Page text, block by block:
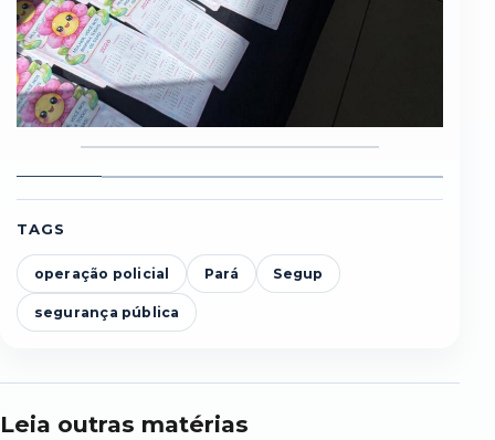
1
2
3
4
5
TAGS
operação policial Pará Segup
segurança pública
Leia outras matérias